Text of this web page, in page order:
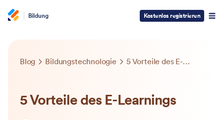
Bildung Kostenlos registrieren
Blog Bildungstechnologie 5 Vorteile des E-Learnings
5 Vorteile des E-Learnings